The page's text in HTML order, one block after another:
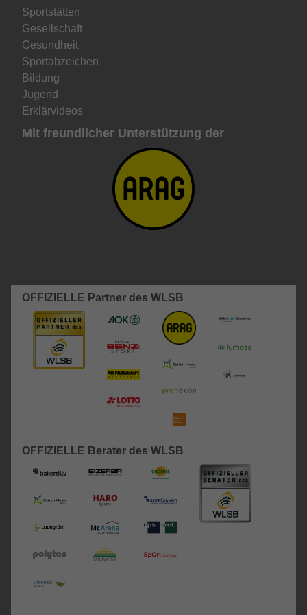
Sportstätten
Gesellschaft
Gesundheit
Sportabzeichen
Bildung
Jugend
Erklärvideos
Mit freundlicher Unterstützung der
OFFIZIELLE Partner des WLSB
OFFIZIELLE Berater des WLSB